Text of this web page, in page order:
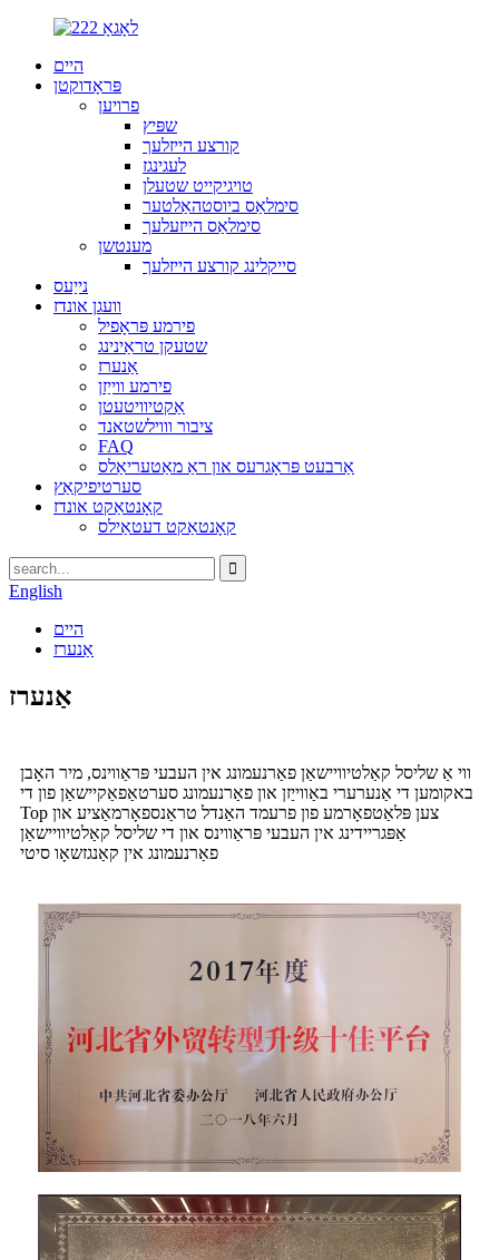
היים
פּראָדוקטן
פרויען
שפּיץ
קורצע הייזלעך
לעגינגז
טויגיקייט שטעלן
סימלאַס ביוסטהאַלטער
סימלאַס הייזעלעך
מענטשן
סייקלינג קורצע הייזלעך
נייַעס
וועגן אונדז
פירמע פּראָפיל
שטעקן טראַינינג
אַנערז
פירמע ווייַזן
אַקטיוויטעטן
ציבור וווילשטאנד
FAQ
אַרבעט פּראָגרעס און ראַ מאַטעריאַלס
סערטיפיקאַץ
קאָנטאַקט אונדז
קאָנטאַקט דעטאַילס
English
היים
אַנערז
אַנערז
ווי אַ שליסל קאַלטיוויישאַן פאַרנעמונג אין העבעי פּראַווינס, מיר האָבן
באקומען די אַנערערי באַווייַזן און פאַרנעמונג סערטאַפאַקיישאַן פון די
Top צען פּלאַטפאָרמע פון ​​פרעמד האַנדל טראַנספאָרמאַציע און
אַפּגריידינג אין העבעי פּראַווינס און די שליסל קאַלטיוויישאַן
פאַרנעמונג אין קאַנגזשאָו סיטי